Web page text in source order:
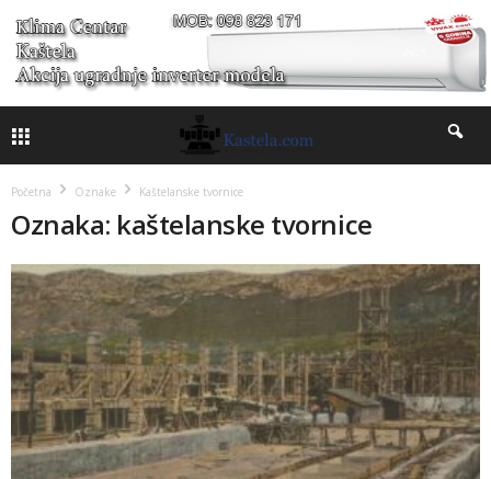
Početna Oznake Kaštelanske tvornice
Oznaka: kaštelanske tvornice